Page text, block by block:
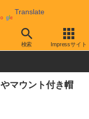
Translate
検索 Impressサイト
ル アクションカム用
マウント付き帽